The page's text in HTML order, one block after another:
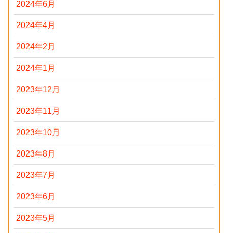
2024年6月
2024年4月
2024年2月
2024年1月
2023年12月
2023年11月
2023年10月
2023年8月
2023年7月
2023年6月
2023年5月